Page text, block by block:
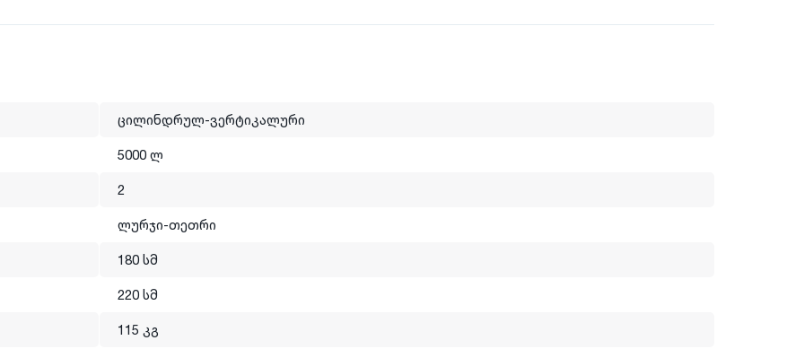
ცხელ ხაზზე.
ძირითადად იწარმოება ნატურალი და ლურჯი ფერის
ხარისხის ნედლეულით, რომელიც თავსებადია საკვებ
ცილინდრულ-ვერტიკალური
5000 ლ
2
ლურჯი-თეთრი
180 სმ
220 სმ
115 კგ